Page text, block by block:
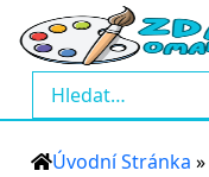
Úvodní Stránka »